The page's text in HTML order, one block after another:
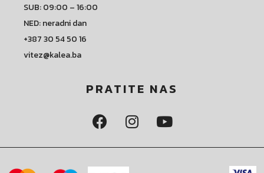
SUB: 09:00 – 16:00
NED: neradni dan
+387 30 54 50 16
vitez@kalea.ba
PRATITE NAS